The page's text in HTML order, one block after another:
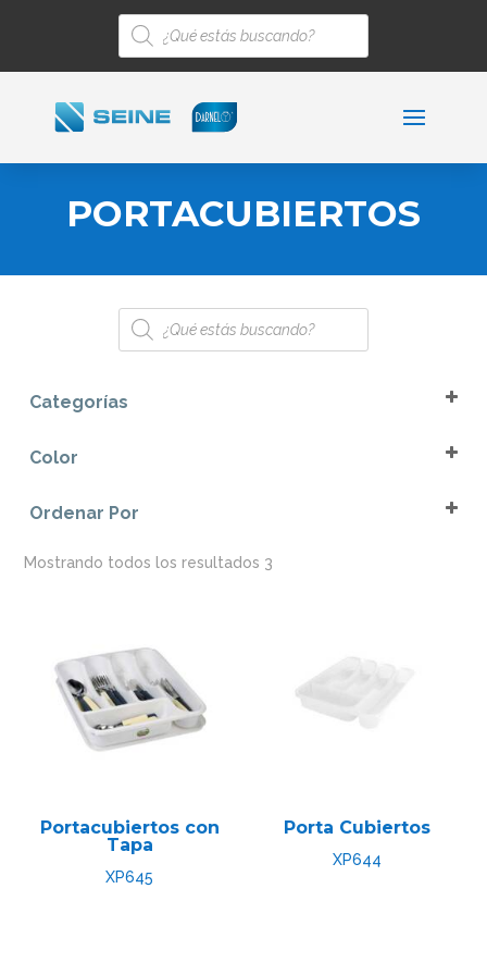
Búsqueda
de
productos
PORTACUBIERTOS
Búsqueda
de
productos
Categorías
Color
Gris
Ordenar Por
Mostrando todos los resultados 3
Portacubiertos con
Tapa
XP645
Porta Cubiertos
XP644